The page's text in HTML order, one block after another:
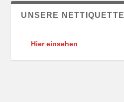
UNSERE NETTIQUETTE
Hier einsehen